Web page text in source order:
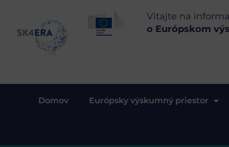
Vitajte na
o Európskom
Domov Európsky výskumný priestor